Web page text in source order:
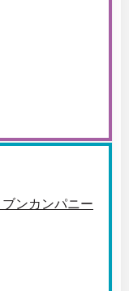
ンカンパニー